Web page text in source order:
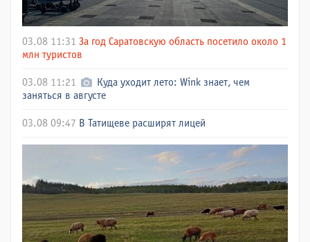
03.08 11:31 За год Саратовскую область посетило около 1
млн туристов
03.08 11:21
Куда уходит лето: Wink знает, чем
заняться в августе
03.08 09:47 В Татищеве расширят лицей